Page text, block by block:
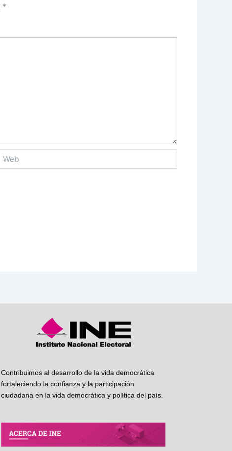
*
Contribuimos al desarrollo de la vida democrática
fortaleciendo la confianza y la participación
ciudadana en la vida democrática y política del país.